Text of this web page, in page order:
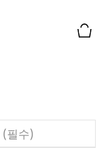
(필수)